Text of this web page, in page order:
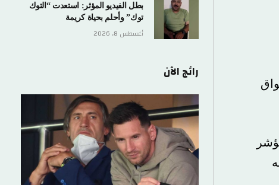
بطل الفيديو المؤثر: استعدت “التوك
توك” وأحلم بحياة كريمة
أغسطس 8, 2026
رائج الآن